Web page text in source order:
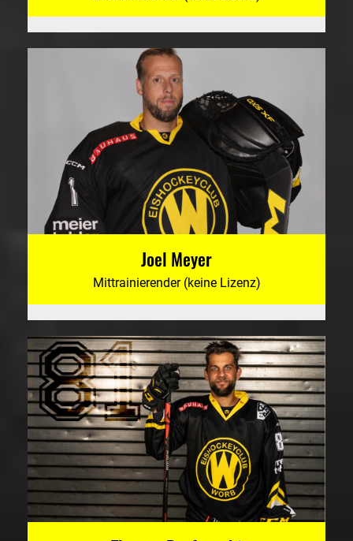
Joel Meyer
Mittrainierender (keine Lizenz)